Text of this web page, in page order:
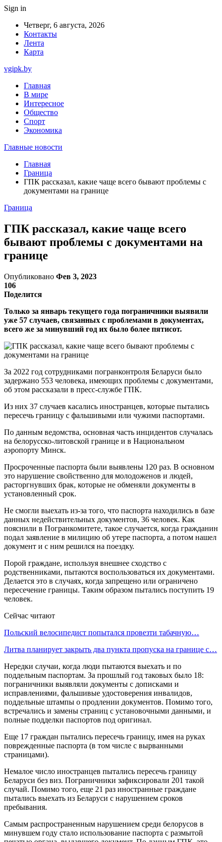
Sign in
Четверг, 6 августа, 2026
Контакты
Лента
Карта
vgipk.by
Главная
В мире
Интересное
Общество
Спорт
Экономика
Главные новости
Главная
Граница
ГПК рассказал, какие чаще всего бывают проблемы с
документами на границе
Граница
ГПК рассказал, какие чаще всего
бывают проблемы с документами на
границе
Опубликовано Фев 3, 2023
106
Поделится
Только за январь текущего года пограничники выявили
уже 57 случаев, связанных с проблемами в документах,
всего же за минувший год их было более пятисот.
За 2022 год сотрудниками погранконтроля Беларуси было
задержано 553 человека, имеющих проблемы с документами,
об этом рассказали в пресс-службе ГПК.
Из них 37 случаев касались иностранцев, которые пытались
пересечь границу с фальшивыми или чужими паспортами.
По данным ведомства, основная часть инцидентов случалась
на белорусско-литовской границе и в Национальном
аэропорту Минск.
Просроченные паспорта были выявлены ️120 раз. В основном
это нарушение свойственно для молодоженов и людей,
расторгнувших брак, которые не обменяли документы в
установленный срок.
Не смогли выехать из-за того, что паспорта находились в базе
данных недействительных документов, ️36 человек. Как
пояснили в Погранкомитете, такое случается, когда гражданин
подал заявление в милицию об утере паспорта, а потом нашел
документ и с ним решился на поездку.
Порой граждане, используя внешнее сходство с
родственниками, пытаются воспользоваться их документами.
Делается это в случаях, когда запрещено или ограничено
пересечение границы. Таким образом пытались поступить 19
человек.
Сейчас читают
Польский велосипедист попытался провезти табачную…
Литва планирует закрыть два пункта пропуска на границе с…
Нередки случаи, когда люди пытаются выехать и по
поддельным паспортам. ️За прошлый год таковых было 18:
пограничники выявляли документы с дописками и
исправлениями, фальшивые удостоверения инвалидов,
поддельные штампы о продлении документов. Помимо того,
встречались и замены страниц с установочными данными, и
полные подделки паспортов под оригинал.
Еще 17 граждан пытались пересечь границу, имея на руках
поврежденные паспорта (в том числе с вырванными
страницами).
Немалое число иностранцев пытались пересечь границу
Беларуси без виз. Пограничники зафиксировали 201 такой
случай. Помимо того, еще 21 раз иностранные граждане
пытались выехать из Беларуси с нарушением сроков
пребывания.
Самым распространенным нарушением среди белорусов в
минувшем году стало использование паспорта с размытой